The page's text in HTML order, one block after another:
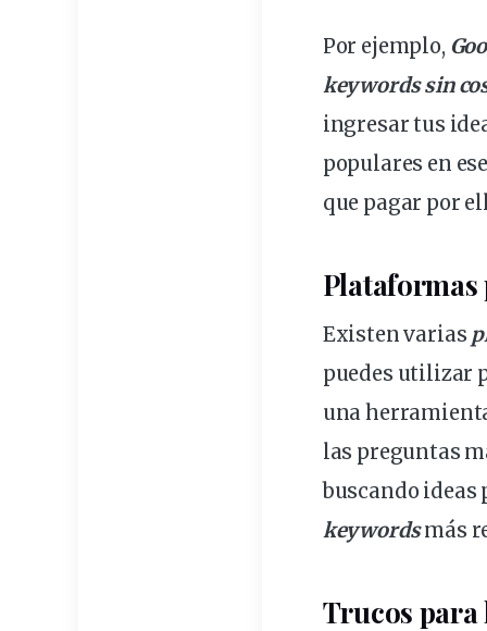
Por ejemplo,
keywords sin
ingresar tus
populares en
que pagar por
Existen varias
puedes utilizar
una
las preguntas
buscando
keywordsmás
Trucos